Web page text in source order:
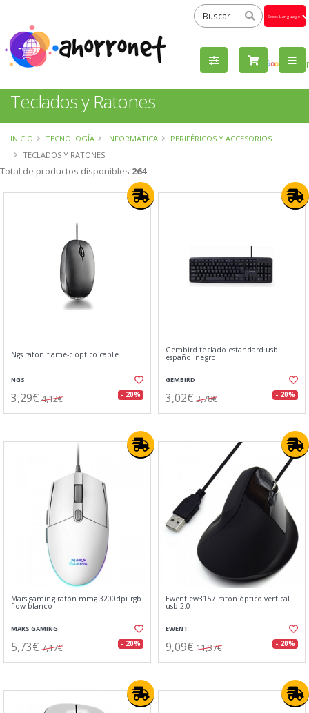
by
Teclados y Ratones
INICIO TECNOLOGÍA INFORMÁTICA
PERIFÉRICOS Y ACCESORIOS
TECLADOS Y RATONES
Total de productos disponibles 264
Ngs ratón flame-c óptico cable
NGS
3,29€ 4,12€ - 20%
Gembird teclado estandard usb
español negro
GEMBIRD
3,02€ 3,78€ - 20%
Mars gaming ratón mmg 3200dpi rgb
flow blanco
MARS GAMING
5,73€ 7,17€ - 20%
Ewent ew3157 ratón óptico vertical
usb 2.0
EWENT
9,09€ 11,37€ - 20%